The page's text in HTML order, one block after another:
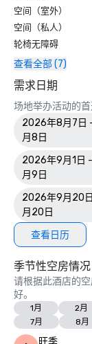
空间（室外）
空间（私人）
轮椅无障碍
查看全部 (7)
需求日期
场地举办活动的
2026年8月7日
月8日
2026年9月1日
月9日
2026年9月20
月20日
查看日历
季节性空房情况
请根据此酒店的
好。
1月 2月
7月
8月
旺季